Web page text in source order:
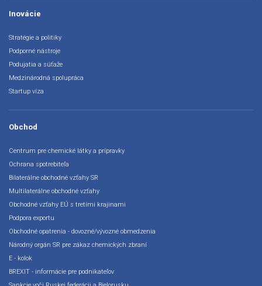
Inovácie
Stratégie a politiky
Podporné nástroje
Podujatia a súťaže
Medzinárodná spolupráca
Startup víza
Obchod
Centrum pre chemické látky a prípravky
Ochrana spotrebiteľa
Bilaterálne obchodné vzťahy SR
Multilaterálne obchodné vzťahy
Obchodné vzťahy EÚ s tretími krajinami
Podpora exportu
Obchodné opatrenia - dovozné/vývozné obmedzenia
Národný orgán SR pre zákaz chemických zbraní
E - kolok
BREXIT - informácie pre podnikateľov